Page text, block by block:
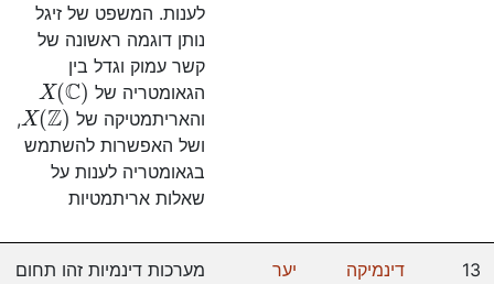
לענות. המשפט של זיגל
נותן דוגמה ראשונה של
קשר עמוק וגדל בין
הגאומטריה של
X(C)
והאריתמטיקה של X(Z)
,
ושל האפשרות להשתמש
בגאומטריה לענות על
שאלות אריתמטיות
13
דינמיקה
יער
מערכות דינמיות זהו תחום